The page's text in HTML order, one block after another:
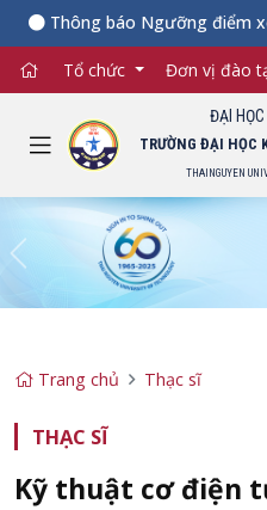
Thông báo Ngưỡng điểm
Tổ chức Đơn vị đào
ĐẠI HỌC
TRƯỜNG ĐẠI HỌC
THAINGUYEN
Previous
Trang chủ Thạc sĩ
THẠC SĨ
Kỹ thuật cơ điện